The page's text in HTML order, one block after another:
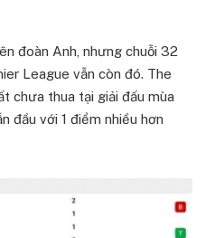
đoàn Anh, nhưng chuỗi 32
League vẫn còn đó. The
chưa thua tại giải đấu mùa
đầu với 1 điểm nhiều hơn